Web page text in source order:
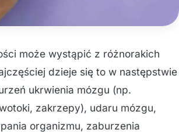
może wystąpić z różnorakich
dzieje się to w następstwie
ukrwienia mózgu (np.
zakrzepy), udaru mózgu,
organizmu, zaburzenia